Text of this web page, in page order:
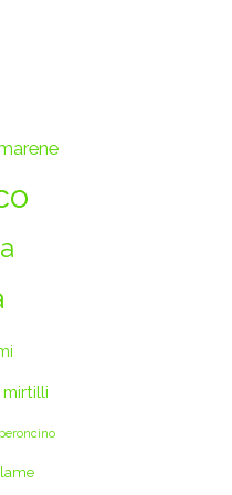
mirtilli